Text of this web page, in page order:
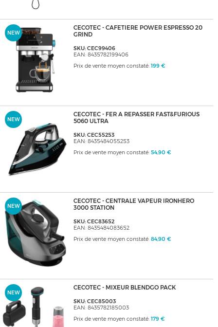
NEW
CECOTEC - CAFETIERE POWER ESPRESSO 20
GRIND
SKU: CEC99406
EAN: 8435782199406
Prix de vente moyen constaté: 199 €
NEW
CECOTEC - FER A REPASSER FAST&FURIOUS
5060 ULTRA
SKU: CEC55253
EAN: 8435484055253
Prix de vente moyen constaté: 54,90 €
NEW
CECOTEC - CENTRALE VAPEUR IRONHERO
3000 STATION
SKU: CEC83652
EAN: 8435484083652
Prix de vente moyen constaté: 84,90 €
NEW
CECOTEC - MIXEUR BLENDGO PACK
SKU: CEC85003
EAN: 8435782185003
Prix de vente moyen constaté: 179 €